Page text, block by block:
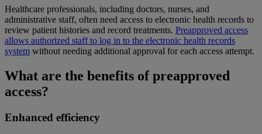
Healthcare professionals, including doctors, nurses, and
administrative staff, often need access to electronic health records to
review patient histories and record treatments. Preapproved access
allows authorized staff to log in to the electronic health records
system without needing additional approval for each access attempt.
What are the benefits of preapproved
access?
Enhanced efficiency